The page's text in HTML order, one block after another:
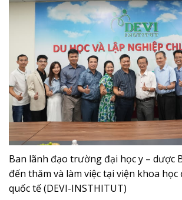
Ban lãnh đạo trường đại học y – dược
đến thăm và làm việc tại viện khoa
quốc tế (DEVI-INSTHITUT)